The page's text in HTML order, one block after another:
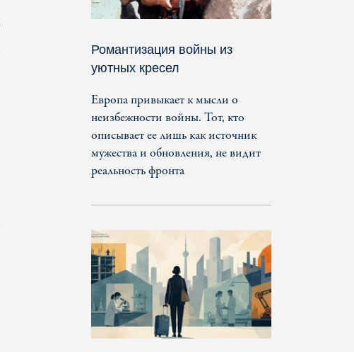
Романтизация войны из
уютных кресел
Европа привыкает к мысли о
неизбежности войны. Тот, кто
описывает ее лишь как источник
мужества и обновления, не видит
реальность фронта